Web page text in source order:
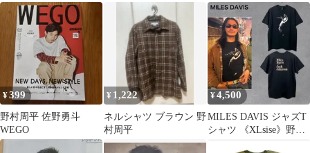
村周平
着用
¥399
野村周平 佐野勇斗
WEGO
¥ 1,222
ネルシャツ ブラウン 野
村周平
¥4,500
MILES DAVIS ジャズT
シャツ 《XLsise》野村